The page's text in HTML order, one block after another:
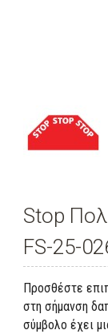
Stop
FS-25-
Προσθέστε
στη σήμανση
σύμβολο έχει